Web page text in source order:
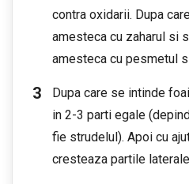
contra oxidarii. Dupa
amesteca cu zaharul si
amesteca cu pesmetul
Dupa care se intinde
in 2-3 parti egale
fie strudelul). Apoi cu
cresteaza partile